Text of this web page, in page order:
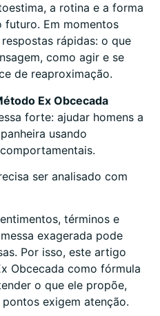
a rotina e a forma
futuro. Em momentos
rápidas: o que
como agir e se
de reaproximação.
Ex Obcecada
forte: ajudar homens a
usando
ser analisado com
términos e
exagerada pode
Por isso, este artigo
Obcecada como fórmula
o que ele propõe,
exigem atenção.